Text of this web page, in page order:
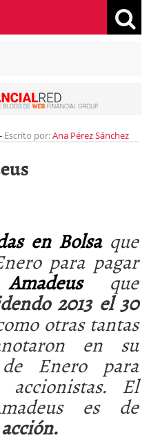
- Escrito por:Ana Pérez Sánchez
en Bolsa que
para pagar
Amadeusque
2013 el 30
otras tantas
en su
Enero para
El
es de